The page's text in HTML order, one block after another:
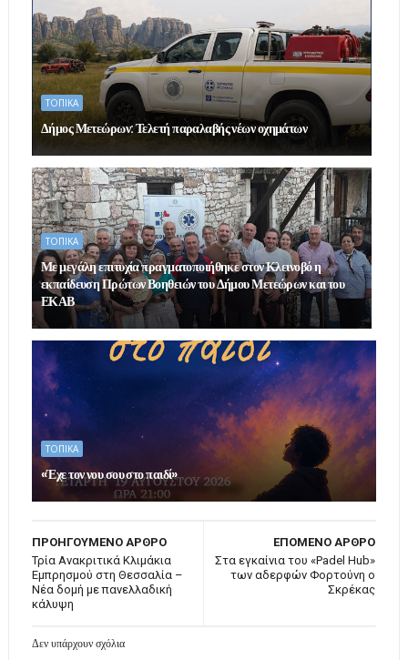
ΤΟΠΙΚΑ
Δήμος Μετεώρων: Τελετή παραλαβής νέων οχημάτων
ΤΟΠΙΚΑ
Με μεγάλη επιτυχία πραγματοποιήθηκε στον Κλεινοβό η
εκπαίδευση Πρώτων Βοηθειών του Δήμου Μετεώρων και του
ΕΚΑΒ
ΤΟΠΙΚΑ
«Έχε τον νου σου στο παιδί»
ΕΠΟΜΕΝΟ ΑΡΘΡΟ
Στα εγκαίνια του «Padel Hub»
των αδερφών Φορτούνη ο
Σκρέκας
ΠΡΟΗΓΟΥΜΕΝΟ ΑΡΘΡΟ
Τρία Ανακριτικά Κλιμάκια
Εμπρησμού στη Θεσσαλία –
Nέα δομή με πανελλαδική
κάλυψη
Δεν υπάρχουν σχόλια